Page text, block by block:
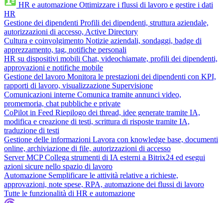
HR e automazione Ottimizzare i flussi di lavoro e gestire i dati
HR
Gestione dei dipendenti Profili dei dipendenti, struttura aziendale,
autorizzazioni di accesso, Active Directory
Cultura e coinvolgimento Notizie aziendali, sondaggi, badge di
apprezzamento, tag, notifiche personali
HR su dispositivi mobili Chat, videochiamate, profili dei dipendenti,
approvazioni e notifiche mobile
Gestione del lavoro Monitora le prestazioni dei dipendenti con KPI,
rapporti di lavoro, visualizzazione Supervisione
Comunicazioni interne Comunica tramite annunci video,
promemoria, chat pubbliche e private
CoPilot in Feed Riepilogo dei thread, idee generate tramite IA,
modifica e creazione di testi, scrittura di risposte tramite IA,
traduzione di testi
Gestione delle informazioni Lavora con knowledge base, documenti
online, archiviazione di file, autorizzazioni di accesso
Server MCP Collega strumenti di IA esterni a Bitrix24 ed esegui
azioni sicure nello spazio di lavoro
Automazione Semplificare le attività relative a richieste,
approvazioni, note spese, RPA, automazione dei flussi di lavoro
Tutte le funzionalità di HR e automazione